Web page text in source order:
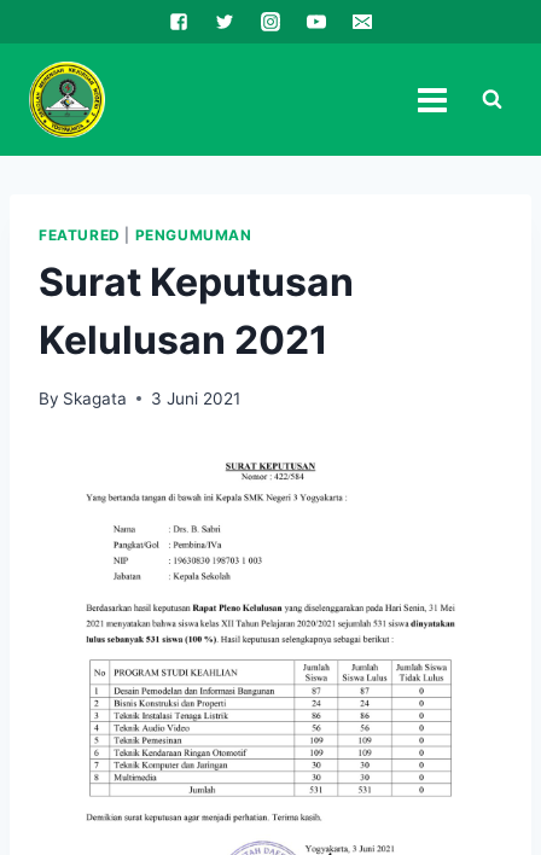
to
content
FEATURED PENGUMUMAN
Surat Keputusan
Kelulusan 2021
By Skagata 3 Juni 2021